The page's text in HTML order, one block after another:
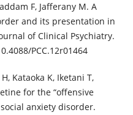
F, Jafferany M. A
and its presentation in
of Clinical Psychiatry.
PCC.12r01464
Kataoka K, Iketani T,
for the “offensive
anxiety disorder.